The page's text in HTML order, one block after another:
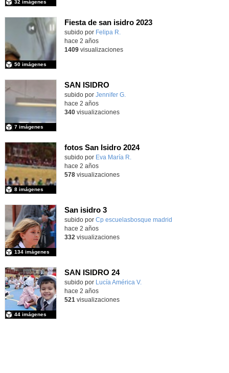
32 imágenes
Fiesta de san isidro 2023
subido por Felipa R.
50 imágenes
hace 2 años
1409visualizaciones
SAN ISIDRO
subido por Jennifer G.
7 imágenes
hace 2 años
340visualizaciones
fotos San Isidro 2024
Contenido educativo.
subido por Eva María R.
8 imágenes
hace 2 años
578visualizaciones
San isidro 3
subido por Cp escuelasbosque madrid
134 imágenes
hace 2 años
332 visualizaciones
SAN ISIDRO 24
Contenido educativo.
subido por Lucía América V.
44 imágenes
hace 2 años
521 visualizaciones